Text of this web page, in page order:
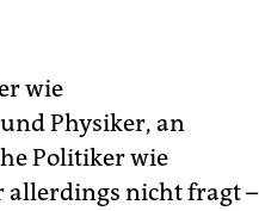
wie
Physiker, an
Politiker wie
allerdings nicht fragt –